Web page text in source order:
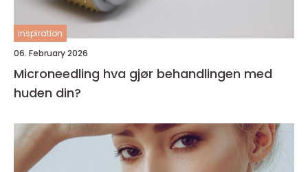
inspiration
06. February 2026
Microneedling hva gjør behandlingen med
huden din?